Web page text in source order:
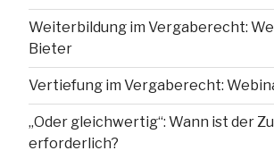
Weiterbildung im Vergaberecht:
Bieter
Vertiefung im Vergaberecht:
„Oder gleichwertig“: Wann ist der
erforderlich?